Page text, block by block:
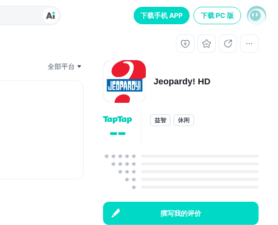
下载手机 APP 下载 PC 版
全部平台
Jeopardy! HD
--
益智 休闲
撰写我的评价